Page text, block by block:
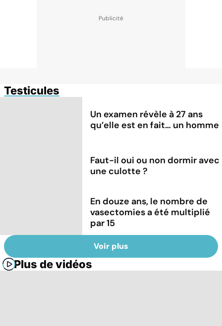
Testicules
Un examen révèle à 27 ans
qu’elle est en fait… un homme
Faut-il oui ou non dormir avec
une culotte ?
En douze ans, le nombre de
vasectomies a été multiplié
par 15
Voir plus
Plus de vidéos